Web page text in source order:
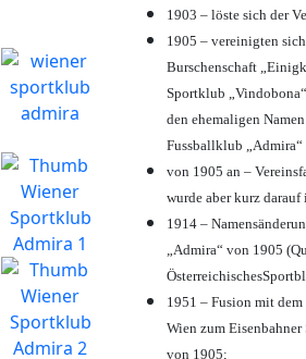
1903 – löste sich der
1905 – vereinigten
Burschenschaft
Sportklub
den ehemaligen
Fussballklub „Admira“
von 1905 an –
wurde aber kurz
1914 –
„Admira“ von 1905
1951 – Fusion mit
Wien zum
von 1905;